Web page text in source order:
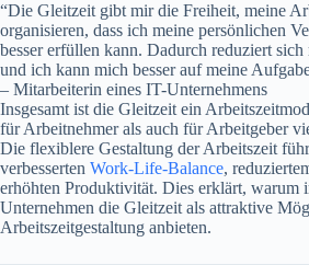
“Die Gleitzeit gibt mir die Freiheit, meine
organisieren, dass ich meine persönlichen
besser erfüllen kann. Dadurch reduziert sich
und ich kann mich besser auf meine
– Mitarbeiterin eines IT-Unternehmens
Insgesamt ist die Gleitzeit ein
für Arbeitnehmer als auch für Arbeitgeber
Die flexiblere Gestaltung der Arbeitszeit
verbesserten Work-Life-Balance,
erhöhten Produktivität. Dies erklärt, warum
Unternehmen die Gleitzeit als attraktive
Arbeitszeitgestaltung anbieten.